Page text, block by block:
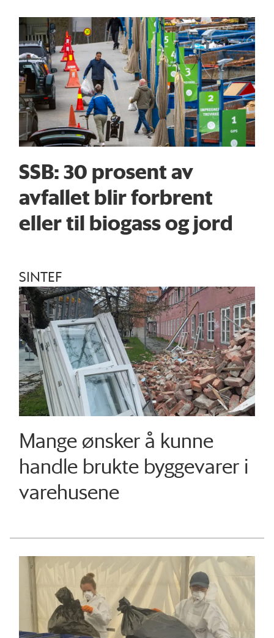
SSB: 30 prosent av
avfallet blir forbrent
eller til biogass og jord
SINTEF
Mange ønsker å kunne
handle brukte byggevarer i
varehusene